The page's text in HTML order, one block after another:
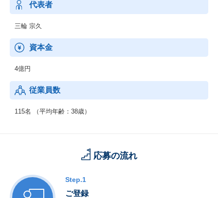
代表者
三輪 宗久
資本金
4億円
従業員数
115名 （平均年齢：38歳）
応募の流れ
Step.1
ご登録